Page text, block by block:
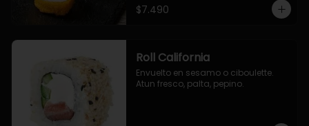
$7.490
Roll California
Envuelto en sesamo o ciboulette.
Atun fresco, palta, pepino.